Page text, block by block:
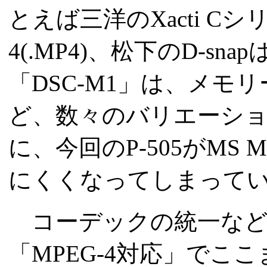
とえば三洋のXacti Cシ
4(.MP4)、松下のD-snap
「DSC-M1」は、メモ
ど、数々のバリエーシ
に、今回のP-505がMS
にくくなってしまって
コーデックの統一な
「MPEG-4対応」でこ